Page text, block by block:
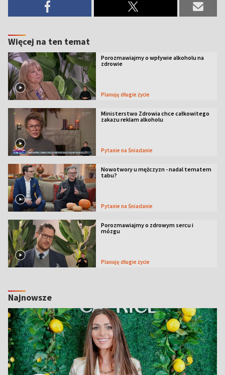
Więcej na ten temat
Porozmawiajmy o wpływie alkoholu na
zdrowie
Planuję długie życie
Ministerstwo Zdrowia chce całkowitego
zakazu reklam alkoholu
Pytanie na Śniadanie
Nowotwory u mężczyzn - nadal tematem
tabu?
Pytanie na Śniadanie
Porozmawiajmy o zdrowym sercu i
mózgu
Planuję długie życie
Najnowsze